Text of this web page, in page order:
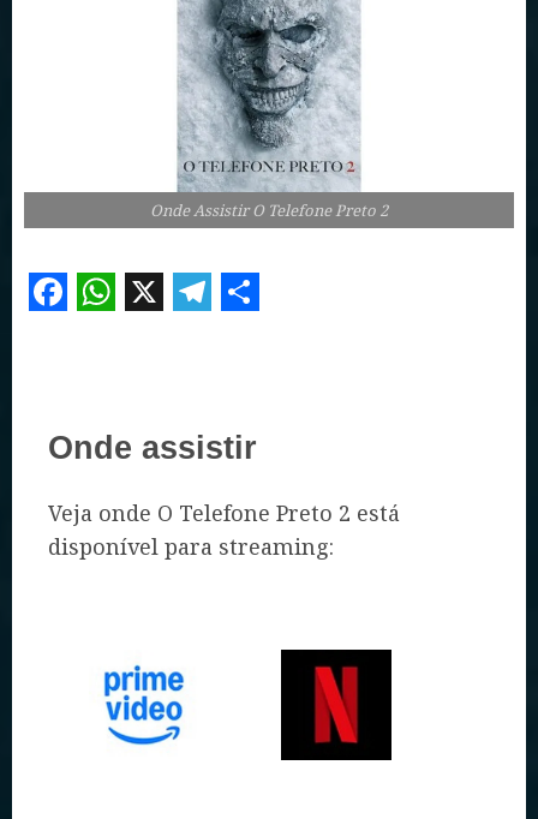
Onde Assistir O Telefone Preto 2
Onde assistir
Veja onde O Telefone Preto 2 está
disponível para streaming: